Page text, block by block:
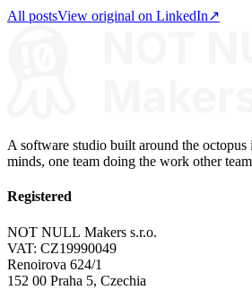
All postsView original on LinkedIn↗
A software studio built around the octopus
minds, one team doing the work other
Registered
NOT NULL Makers s.r.o.
VAT: CZ19990049
Renoirova 624/1
152 00 Praha 5, Czechia